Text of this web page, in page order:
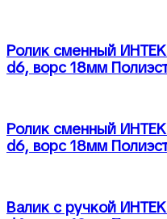
Ролик сменный
d6, ворс 18мм
Ролик сменный
d6, ворс 18мм
Валик с ручкой